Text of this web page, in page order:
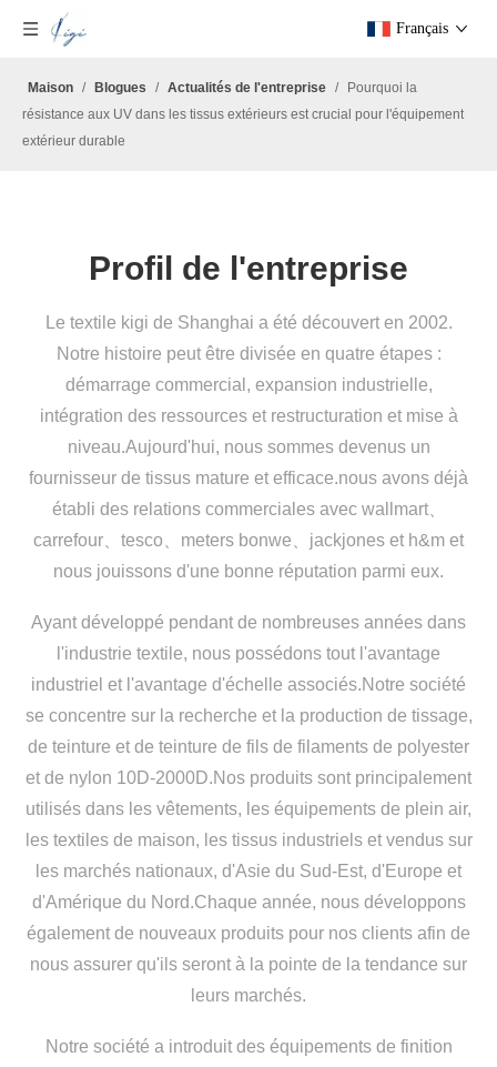
Français
Maison / Blogues / Actualités de l'entreprise /
Pourquoi la
résistance aux UV dans les tissus extérieurs est crucial pour l'équipement
extérieur durable
Profil de l'entreprise
Le textile kigi de Shanghai a été découvert en 2002.
Notre histoire peut être divisée en quatre étapes :
démarrage commercial, expansion industrielle,
intégration des ressources et restructuration et mise à
niveau.Aujourd'hui, nous sommes devenus un
fournisseur de tissus mature et efficace.nous avons déjà
établi des relations commerciales avec wallmart、
carrefour、tesco、meters bonwe、jackjones et h&m et
nous jouissons d'une bonne réputation parmi eux.
Ayant développé pendant de nombreuses années dans
l'industrie textile, nous possédons tout l'avantage
industriel et l'avantage d'échelle associés.Notre société
se concentre sur la recherche et la production de tissage,
de teinture et de teinture de fils de filaments de polyester
et de nylon 10D-2000D.Nos produits sont principalement
utilisés dans les vêtements, les équipements de plein air,
les textiles de maison, les tissus industriels et vendus sur
les marchés nationaux, d'Asie du Sud-Est, d'Europe et
d'Amérique du Nord.Chaque année, nous développons
également de nouveaux produits pour nos clients afin de
nous assurer qu'ils seront à la pointe de la tendance sur
leurs marchés.
Notre société a introduit des équipements de finition